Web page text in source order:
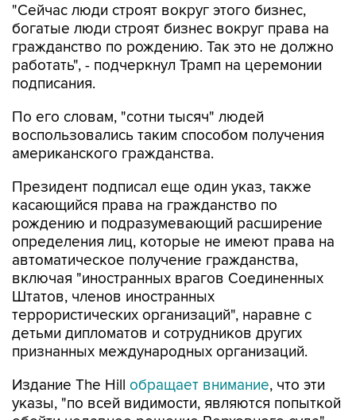
"Сейчас люди строят вокруг этого бизнес,
богатые люди строят бизнес вокруг права на
гражданство по рождению. Так это не должно
работать", - подчеркнул Трамп на церемонии
подписания.
По его словам, "сотни тысяч" людей
воспользовались таким способом получения
американского гражданства.
Президент подписал еще один указ, также
касающийся права на гражданство по
рождению и подразумевающий расширение
определения лиц, которые не имеют права на
автоматическое получение гражданства,
включая "иностранных врагов Соединенных
Штатов, членов иностранных
террористических организаций", наравне с
детьми дипломатов и сотрудников других
признанных международных организаций.
Издание The Hill обращает внимание, что эти
указы, "по всей видимости, являются попыткой